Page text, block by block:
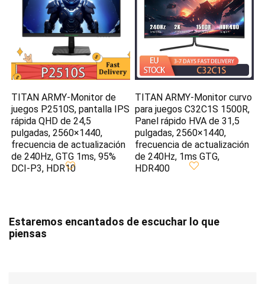
TITAN ARMY-Monitor de
juegos P2510S, pantalla IPS
rápida QHD de 24,5
pulgadas, 2560×1440,
frecuencia de actualización
de 240Hz, GTG 1ms, 95%
DCI-P3, HDR10
TITAN ARMY-Monitor curvo
para juegos C32C1S 1500R,
Panel rápido HVA de 31,5
pulgadas, 2560×1440,
frecuencia de actualización
de 240Hz, 1ms GTG,
HDR400
Estaremos encantados de escuchar lo que
piensas